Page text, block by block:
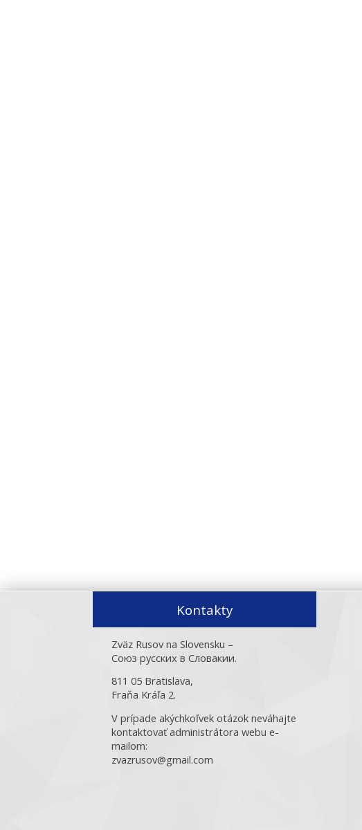
Kontakty
Zväz Rusov na Slovensku –
Союз русских в Словакии.
811 05 Bratislava,
Fraňa Kráľa 2.
V prípade akýchkoľvek otázok neváhajte
kontaktovať administrátora webu e-
mailom:
zvazrusov@gmail.com